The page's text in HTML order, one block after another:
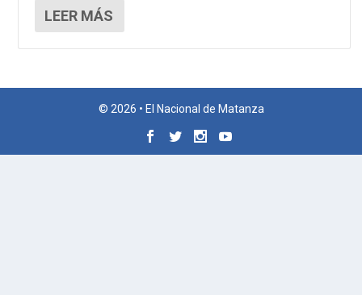
LEER MÁS
© 2026 • El Nacional de Matanza